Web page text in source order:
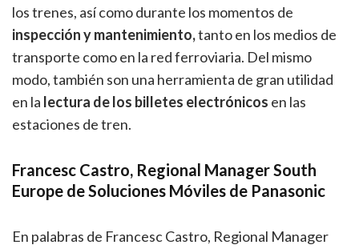
los trenes, así como durante los momentos de
inspección y mantenimiento,tanto en los medios de
transporte como en la red ferroviaria. Del mismo
modo, también son una herramienta de gran utilidad
en la lectura de los billetes electrónicos en las
estaciones de tren.
Francesc Castro, Regional Manager South
Europe de Soluciones Móviles de Panasonic
En palabras de Francesc Castro, Regional Manager